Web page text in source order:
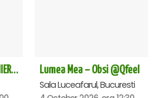
6 INIMI 3 GRESELI - PREMIERA - Ploiesti Lumea Mea – Obsi @Qfeel
Sala Luceafarul, Bucuresti